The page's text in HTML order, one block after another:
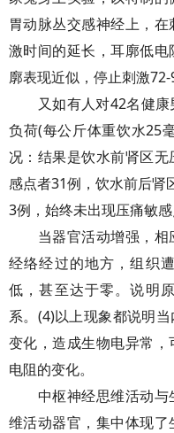
胃动脉丛交感神经上，
激时间的延长，耳廓低
廓表现近似，停止刺激
又如有人对42名健康
负荷(每公斤体重饮水25
况：结果是饮水前肾区
感点者31例，饮水前后肾
3例，始终未出现压痛敏
当器官活动增强，相
经络经过的地方，组织
低，甚至达于零。说明
系。(4)以上现象都说明
变化，造成生物电异常，
电阻的变化。
中枢神经思维活动与
维活动器官，集中体现